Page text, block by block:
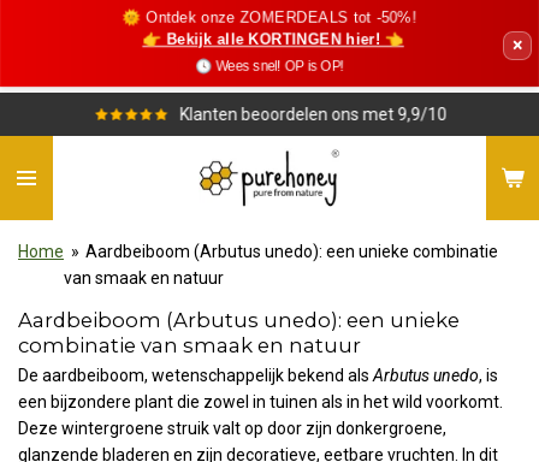
🌞 Ontdek onze ZOMERDEALS tot -50%!
👉 Bekijk alle KORTINGEN hier! 👈
🕓 Wees snel! OP is OP!
×
Klanten beoordelen ons met 9,9/10
Home » Aardbeiboom (Arbutus unedo): een unieke combinatie
van smaak en natuur
Aardbeiboom (Arbutus unedo): een unieke
combinatie van smaak en natuur
De aardbeiboom, wetenschappelijk bekend alsArbutus unedo, is
een bijzondere plant die zowel in tuinen als in het wild voorkomt.
Deze wintergroene struik valt op door zijn donkergroene,
glanzende bladeren en zijn decoratieve, eetbare vruchten. In dit